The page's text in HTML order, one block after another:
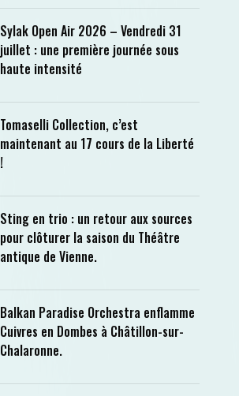
Sylak Open Air 2026 – Vendredi 31
juillet : une première journée sous
haute intensité
Tomaselli Collection, c’est
maintenant au 17 cours de la Liberté
!
Sting en trio : un retour aux sources
pour clôturer la saison du Théâtre
antique de Vienne.
Balkan Paradise Orchestra enflamme
Cuivres en Dombes à Châtillon-sur-
Chalaronne.